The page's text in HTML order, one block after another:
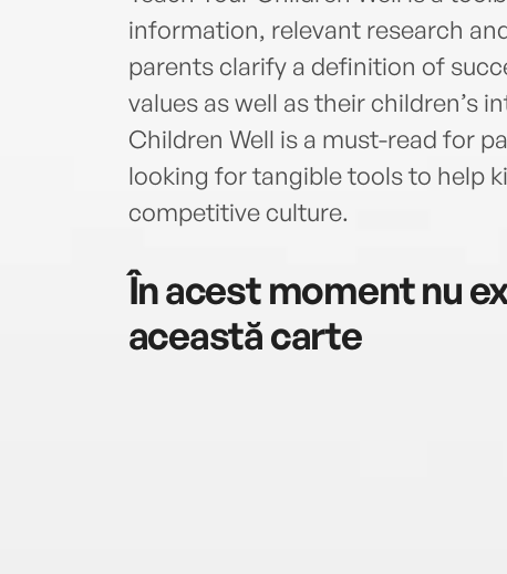
information, relevant research
parents clarify a definition of
values as well as their children’s
Children Well is a must-read for
looking for tangible tools to help
competitive culture.
În acest moment nu
această carte